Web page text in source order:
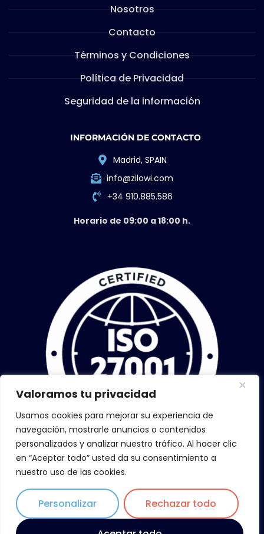
Valoramos tu privacidad
Usamos cookies para mejorar su experiencia de
navegación, mostrarle anuncios o contenidos
personalizados y analizar nuestro tráfico. Al hacer clic
en “Aceptar todo” usted da su consentimiento a
nuestro uso de las cookies.
Personalizar Rechazar todo
Nosotros
Contacto
Términos y Condiciones
Política de Privacidad
Seguridad de la información
INFORMACIÓN DE CONTACTO
Madrid, SPAIN
info@zilowi.com
+34 910.885.586
Horario de 09:00 a 18:00 h.
Copyright © 2026 ZiLoWi, todos los derechos reservados